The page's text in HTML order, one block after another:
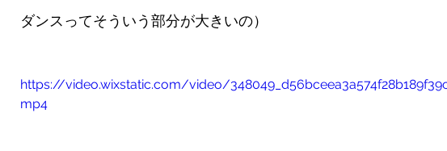
ダンスってそういう部分が大きいの）
https://video.wixstatic.com/video/
mp4